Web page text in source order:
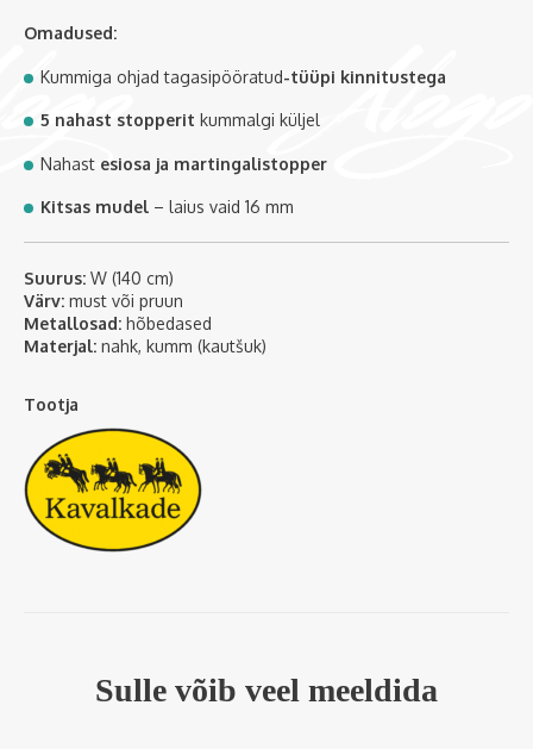
Omadused:
Kummiga ohjad tagasipööratud-tüüpi kinnitustega
5 nahast stopperit kummalgi küljel
Nahast esiosa ja martingalistopper
Kitsas mudel – laius vaid 16 mm
Suurus: W (140 cm)
Värv: must või pruun
Metallosad: hõbedased
Materjal: nahk, kumm (kautšuk)
Tootja
Sulle võib veel meeldida